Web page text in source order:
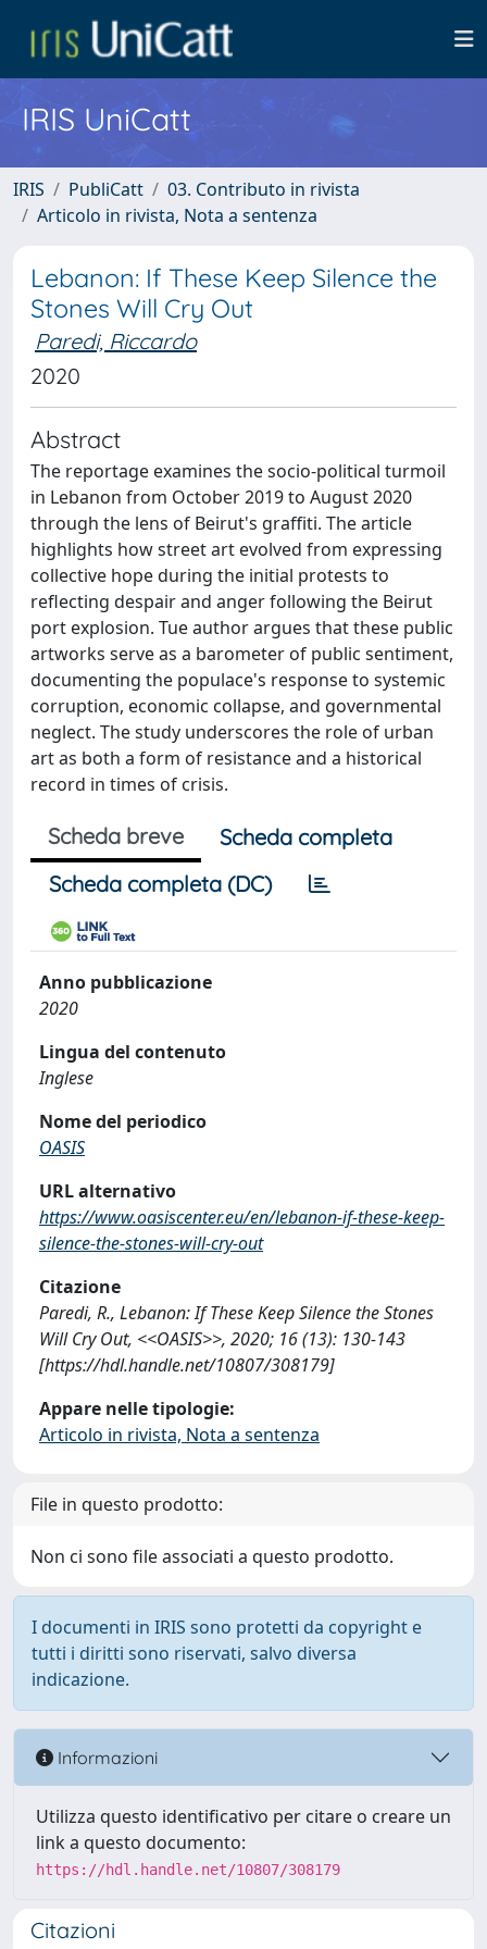
IRIS UniCatt
IRIS PubliCatt
03. Contributo in rivista
Articolo in rivista, Nota a sentenza
Lebanon: If These Keep Silence the
Stones Will Cry Out
Paredi, Riccardo
2020
Abstract
The reportage examines the socio-political turmoil
in Lebanon from October 2019 to August 2020
through the lens of Beirut's graffiti. The article
highlights how street art evolved from expressing
collective hope during the initial protests to
reflecting despair and anger following the Beirut
port explosion. Tue author argues that these public
artworks serve as a barometer of public sentiment,
documenting the populace's response to systemic
corruption, economic collapse, and governmental
neglect. The study underscores the role of urban
art as both a form of resistance and a historical
record in times of crisis.
Scheda breve
Scheda completa
Scheda completa (DC)
Anno pubblicazione
2020
Lingua del contenuto
Inglese
Nome del periodico
OASIS
URL alternativo
https://www.oasiscenter.eu/en/lebanon-if-these-keep-
silence-the-stones-will-cry-out
Citazione
Paredi, R., Lebanon: If These Keep Silence the Stones
Will Cry Out, <<OASIS>>, 2020; 16 (13): 130-143
[https://hdl.handle.net/10807/308179]
Appare nelle tipologie:
Articolo in rivista, Nota a sentenza
File in questo prodotto:
Non ci sono file associati a questo prodotto.
I documenti in IRIS sono protetti da copyright e
tutti i diritti sono riservati, salvo diversa
indicazione.
Informazioni
Utilizza questo identificativo per citare o creare un
link a questo documento:
https://hdl.handle.net/10807/308179
Citazioni